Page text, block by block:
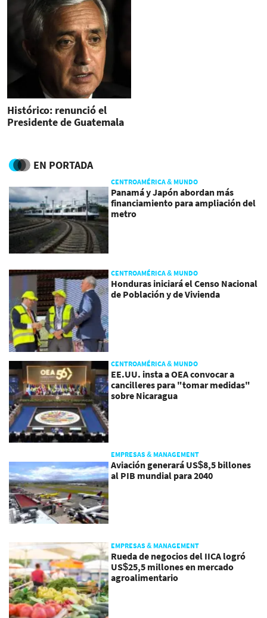
Histórico: renunció el
Presidente de Guatemala
EN PORTADA
CENTROAMÉRICA & MUNDO
Panamá y Japón abordan más
financiamiento para ampliación del
metro
CENTROAMÉRICA & MUNDO
Honduras iniciará el Censo Nacional
de Población y de Vivienda
CENTROAMÉRICA & MUNDO
EE.UU. insta a OEA convocar a
cancilleres para "tomar medidas"
sobre Nicaragua
EMPRESAS & MANAGEMENT
Aviación generará US$8,5 billones
al PIB mundial para 2040
EMPRESAS & MANAGEMENT
Rueda de negocios del IICA logró
US$25,5 millones en mercado
agroalimentario